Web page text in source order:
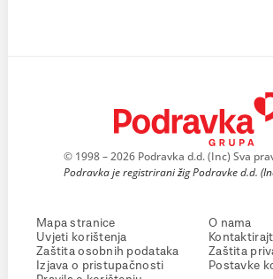
© 1998 – 2026 Podravka d.d. (Inc) Sva
Podravka je registrirani žig Podravke d.d.
Mapa stranice
Uvjeti korištenja
Zaštita osobnih podataka
Izjava o pristupačnosti
O nama
Zaštita
Postavke